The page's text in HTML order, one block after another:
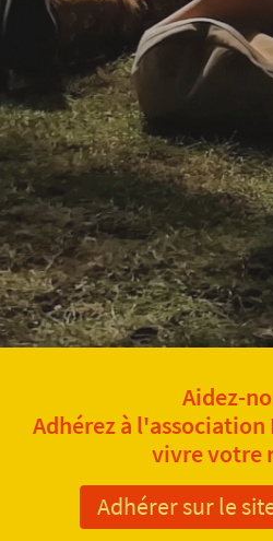
Aidez-
Adhérez à
vivre votre
Adhérer sur le